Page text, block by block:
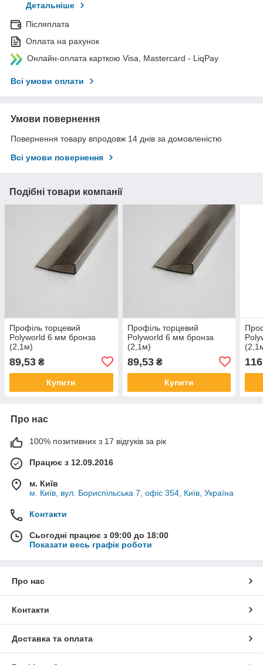
Детальніше
Післяплата
Оплата на рахунок
Онлайн-оплата карткою Visa, Mastercard - LiqPay
Всі умови оплати
Умови повернення
Повернення товару впродовж 14 днів за домовленістю
Всі умови повернення
Подібні товари компанії
Профіль торцевий
Polyworld 6 мм бронза
(2,1м)
89,53 ₴
Купити
Профіль торцевий
Polyworld 6 мм бронза
(2,1м)
89,53₴
Купити
Про нас
100% позитивних з 17 відгуків за рік
Працює з 12.09.2016
м. Київ
м. Київ, вул. Бориспільська 7, офіс 354, Київ, Україна
Контакти
Сьогодні працює з 09:00 до 18:00
Показати весь графік роботи
Про нас
Контакти
Доставка та оплата